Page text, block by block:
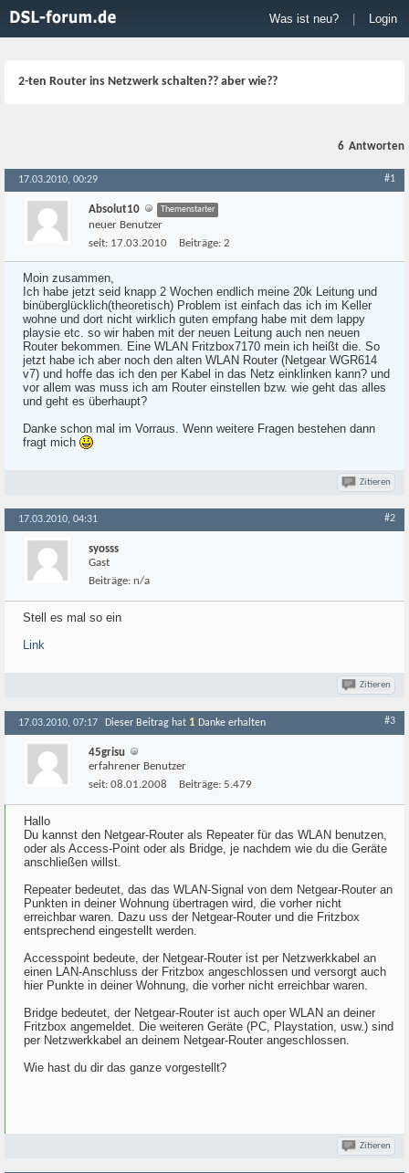
Was ist neu? Login
2-ten Router ins Netzwerk schalten?? aber wie??
6 Antworten
17.03.2010, 00:29 #1
Absolut10 Themenstarter
neuer Benutzer
seit: 17.03.2010 Beiträge: 2
Moin zusammen,
Ich habe jetzt seid knapp 2 Wochen endlich meine 20k Leitung und
binüberglücklich(theoretisch) Problem ist einfach das ich im Keller
wohne und dort nicht wirklich guten empfang habe mit dem lappy
playsie etc. so wir haben mit der neuen Leitung auch nen neuen
Router bekommen. Eine WLAN Fritzbox7170 mein ich heißt die. So
jetzt habe ich aber noch den alten WLAN Router (Netgear WGR614
v7) und hoffe das ich den per Kabel in das Netz einklinken kann? und
vor allem was muss ich am Router einstellen bzw. wie geht das alles
und geht es überhaupt?
Danke schon mal im Vorraus. Wenn weitere Fragen bestehen dann
fragt mich
Zitieren
17.03.2010, 04:31 #2
syosss
Gast
Beiträge: n/a
Stell es mal so ein
Link
Zitieren
17.03.2010, 07:17 Dieser Beitrag hat 1 Danke erhalten #3
45grisu
erfahrener Benutzer
seit: 08.01.2008 Beiträge: 5.479
Hallo
Du kannst den Netgear-Router als Repeater für das WLAN benutzen,
oder als Access-Point oder als Bridge, je nachdem wie du die Geräte
anschließen willst.
Repeater bedeutet, das das WLAN-Signal von dem Netgear-Router an
Punkten in deiner Wohnung übertragen wird, die vorher nicht
erreichbar waren. Dazu uss der Netgear-Router und die Fritzbox
entsprechend eingestellt werden.
Accesspoint bedeute, der Netgear-Router ist per Netzwerkkabel an
einen LAN-Anschluss der Fritzbox angeschlossen und versorgt auch
hier Punkte in deiner Wohnung, die vorher nicht erreichbar waren.
Bridge bedeutet, der Netgear-Router ist auch oper WLAN an deiner
Fritzbox angemeldet. Die weiteren Geräte (PC, Playstation, usw.) sind
per Netzwerkkabel an deinem Netgear-Router angeschlossen.
Wie hast du dir das ganze vorgestellt?
Zitieren